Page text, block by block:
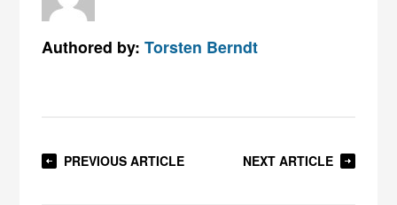
Authored by:Torsten Berndt
PREVIOUS ARTICLE NEXT ARTICLE